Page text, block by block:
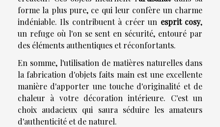
forme la plus pure, ce qui leur confère un charme
indéniable. Ils contribuent à créer un esprit cosy,
un refuge où l'on se sent en sécurité, entouré par
des éléments authentiques et réconfortants.
En somme, l'utilisation de matières naturelles dans
la fabrication d'objets faits main est une excellente
manière d'apporter une touche d'originalité et de
chaleur à votre décoration intérieure. C'est un
choix audacieux qui saura séduire les amateurs
d'authenticité et de naturel.